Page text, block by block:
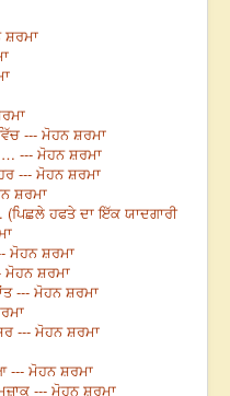
ਸ਼ਰਮਾ
--- ਮੋਹਨ ਸ਼ਰਮਾ
… --- ਮੋਹਨ ਸ਼ਰਮਾ
--- ਮੋਹਨ ਸ਼ਰਮਾ
ਸ਼ਰਮਾ
ਹਫਤੇ ਦਾ ਇੱਕ ਯਾਦਗਾਰੀ
ਮੋਹਨ ਸ਼ਰਮਾ
ਮੋਹਨ ਸ਼ਰਮਾ
--- ਮੋਹਨ ਸ਼ਰਮਾ
--- ਮੋਹਨ ਸ਼ਰਮਾ
--- ਮੋਹਨ ਸ਼ਰਮਾ
--- ਮੋਹਨ ਸ਼ਰਮਾ